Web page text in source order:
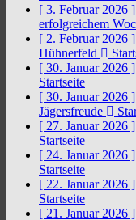
[ 3. Februar 2026 ]
erfolgreichem
[ 2. Februar 2026 ]
Hühnerfeld
[ 30. Januar 2026 ]
Startseite
[ 30. Januar 2026 ]
Jägersfreude
[ 27. Januar 2026 ]
Startseite
[ 24. Januar 2026 ]
Startseite
[ 22. Januar 2026 ]
Startseite
[ 21. Januar 2026 ]